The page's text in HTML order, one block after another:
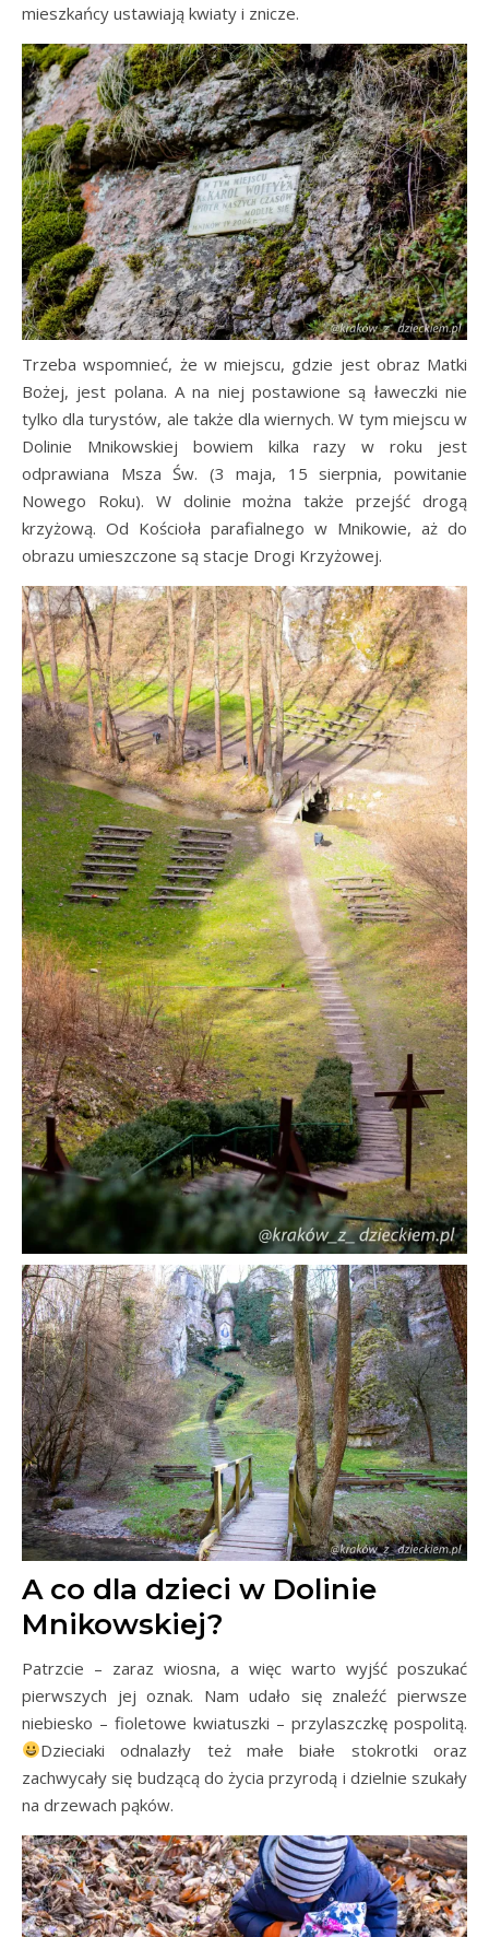
mieszkańcy ustawiają kwiaty i znicze.
Trzeba wspomnieć, że w miejscu, gdzie jest obraz Matki
Bożej, jest polana. A na niej postawione są ławeczki nie
tylko dla turystów, ale także dla wiernych. W tym miejscu w
Dolinie Mnikowskiej bowiem kilka razy w roku jest
odprawiana Msza Św. (3 maja, 15 sierpnia, powitanie
Nowego Roku). W dolinie można także przejść drogą
krzyżową. Od Kościoła parafialnego w Mnikowie, aż do
obrazu umieszczone są stacje Drogi Krzyżowej.
A co dla dzieci w Dolinie
Mnikowskiej?
Patrzcie – zaraz wiosna, a więc warto wyjść poszukać
pierwszych jej oznak. Nam udało się znaleźć pierwsze
niebiesko – fioletowe kwiatuszki – przylaszczkę pospolitą.
Dzieciaki odnalazły też małe białe stokrotki oraz
zachwycały się budzącą do życia przyrodą i dzielnie szukały
na drzewach pąków.